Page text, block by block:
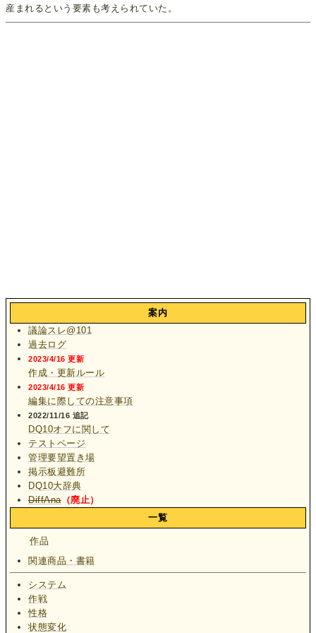
産まれるという要素も考えられていた。
案内
議論スレ@101
過去ログ
2023/4/16 更新
作成・更新ルール
2023/4/16 更新
編集に際しての注意事項
2022/11/16 追記
DQ10オフに関して
テストページ
管理要望置き場
掲示板避難所
DQ10大辞典
DiffAna（廃止）
一覧
作品
関連商品・書籍
システム
作戦
性格
状態変化